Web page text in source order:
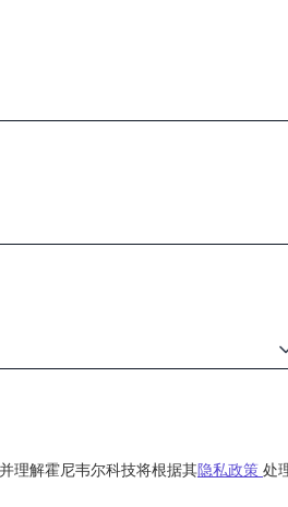
并理解霍尼韦尔科技将根据其隐私政策 处